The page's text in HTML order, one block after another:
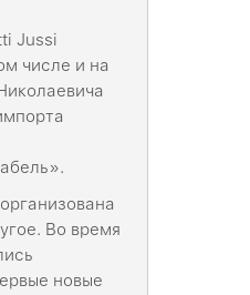
Jussi
числе и на
Во время
новые